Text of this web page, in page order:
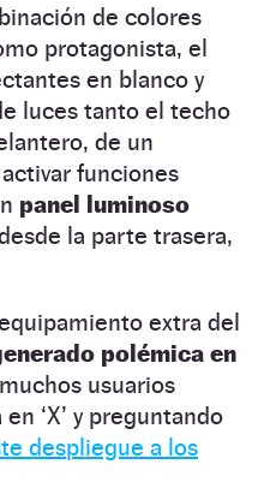
de colores
protagonista, el
en blanco y
luces tanto el techo
de un
funciones
panel luminoso
la parte trasera,
extra del
polémica en
usuarios
‘X’ y preguntando
despliegue a los